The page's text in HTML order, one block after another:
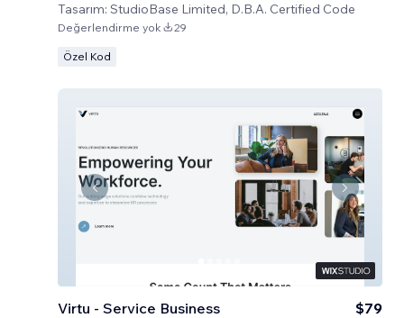
Tasarım: StudioBase Limited, D.B.A. Certified Code
Değerlendirme yok 29
Özel Kod
Virtu - Service Business $79